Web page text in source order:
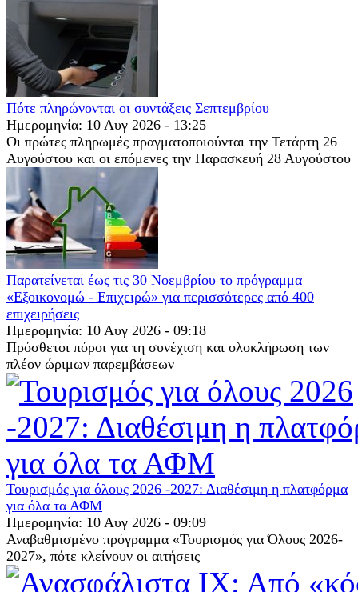
Πότε πληρώνονται οι συντάξεις Σεπτεμβρίου
Ημερομηνία: 10 Αυγ 2026 - 13:25
Οι πρώτες πληρωμές πραγματοποιούνται την Τετάρτη 26
Αυγούστου και οι επόμενες την Παρασκευή 28 Αυγούστου
Παρατείνεται έως τις 30 Νοεμβρίου το πρόγραμμα
«Εξοικονομώ - Επιχειρώ» για περισσότερες από 400
επιχειρήσεις
Ημερομηνία: 10 Αυγ 2026 - 09:18
Πρόσθετοι πόροι για τη συνέχιση και ολοκλήρωση των
πλέον ώριμων παρεμβάσεων
Τουρισμός για όλους 2026 -2027: Διαθέσιμη η πλατφόρμα
για όλα τα ΑΦΜ
Ημερομηνία: 10 Αυγ 2026 - 09:09
Αναβαθμισμένο πρόγραμμα «Τουρισμός για Όλους 2026-
2027», πότε κλείνουν οι αιτήσεις